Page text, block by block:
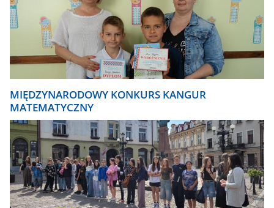
MIĘDZYNARODOWY KONKURS KANGUR
MATEMATYCZNY